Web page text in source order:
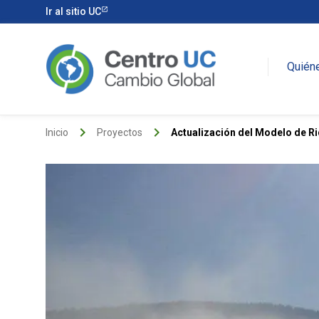
Ir al sitio UC
Inicio keyboard_arrow_right Proyectos keyboard_arrow_right Actualización del Modelo de